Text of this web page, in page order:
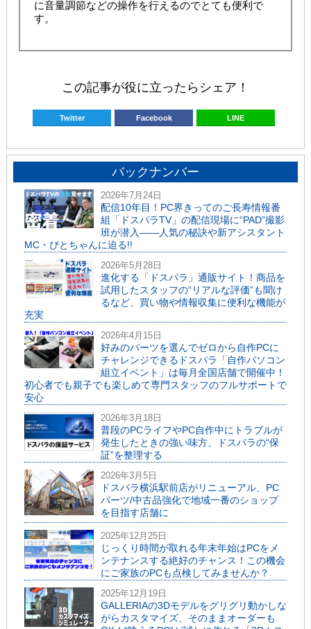
に音量調節などの操作を行えるのでとても便利で
す。
この記事が役に立ったらシェア！
Twitter Facebook LINE
バックナンバー
2026年7月24日
配信10年目！PC界きってのご長寿情報番
組「ドスパラTV」の配信現場に“PAD”撮影
班が潜入――人気の秘訣や新アシスタント
MC・ぴとちゃんに迫る!!
2026年5月28日
進化する「ドスパラ」通販サイト！商品を
試用したスタッフの“リアルな評価”も聞け
るなど、買い物や情報収集に便利な機能が
充実
2026年4月15日
好みのパーツを選んでゼロから自作PCに
チャレンジできるドスパラ「自作パソコン
組立イベント」は毎月全国店舗で開催中！
初心者でも親子でも楽しめて専門スタッフのフルサポートで
安心
2026年3月18日
普段のPCライフやPC自作中にトラブルが
発生したときの強い味方、ドスパラの“保
証”を整理する
2026年3月5日
ドスパラ横浜駅前店がリニューアル、PC
パーツ/中古品強化で地域一番のショップ
を目指す店舗に
2025年12月25日
じっくり時間が取れる年末年始はPCをメ
ンテナンスする絶好のチャンス！この機会
にご家族のPCも点検してみませんか？
2025年12月19日
GALLERIAの3Dモデルをグリグリ動かしな
がらカスタマイズ、そのままオーダーも